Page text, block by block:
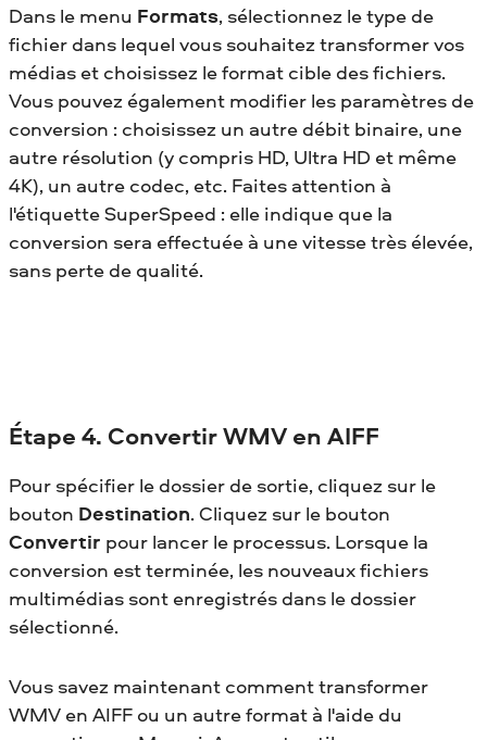
Dans le menu Formats, sélectionnez le type de
fichier dans lequel vous souhaitez transformer vos
médias et choisissez le format cible des fichiers.
Vous pouvez également modifier les paramètres de
conversion : choisissez un autre débit binaire, une
autre résolution (y compris HD, Ultra HD et même
4K), un autre codec, etc. Faites attention à
l'étiquette SuperSpeed : elle indique que la
conversion sera effectuée à une vitesse très élevée,
sans perte de qualité.
Étape 4. Convertir WMV en AIFF
Pour spécifier le dossier de sortie, cliquez sur le
bouton Destination. Cliquez sur le bouton
Convertir pour lancer le processus. Lorsque la
conversion est terminée, les nouveaux fichiers
multimédias sont enregistrés dans le dossier
sélectionné.
Vous savez maintenant comment transformer
WMV en AIFF ou un autre format à l'aide du